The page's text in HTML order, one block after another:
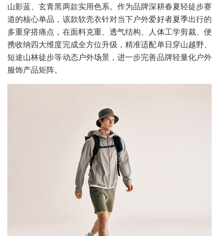
山影蓝、玄青黑两款实用色系。作为品牌深耕春夏轻徒步赛
道的核心单品，该款软壳衣针对当下户外爱好者夏季出行的
多重穿搭痛点，在面料克重、透气结构、人体工学剪裁、便
携收纳四大维度完成全方位升级，精准适配单日穿山越野、
短途山林徒步等动态户外场景，进一步完善品牌轻量化户外
服饰产品矩阵。